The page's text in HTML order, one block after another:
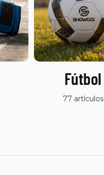
Fútbol
77 artículos